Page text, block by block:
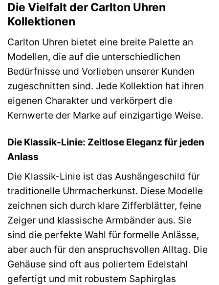
Die Vielfalt der Carlton Uhren
Kollektionen
Carlton Uhren bietet eine breite Palette an
Modellen, die auf die unterschiedlichen
Bedürfnisse und Vorlieben unserer Kunden
zugeschnitten sind. Jede Kollektion hat ihren
eigenen Charakter und verkörpert die
Kernwerte der Marke auf einzigartige Weise.
Die Klassik-Linie: Zeitlose Eleganz für jeden
Anlass
Die Klassik-Linie ist das Aushängeschild für
traditionelle Uhrmacherkunst. Diese Modelle
zeichnen sich durch klare Zifferblätter, feine
Zeiger und klassische Armbänder aus. Sie
sind die perfekte Wahl für formelle Anlässe,
aber auch für den anspruchsvollen Alltag. Die
Gehäuse sind oft aus poliertem Edelstahl
gefertigt und mit robustem Saphirglas